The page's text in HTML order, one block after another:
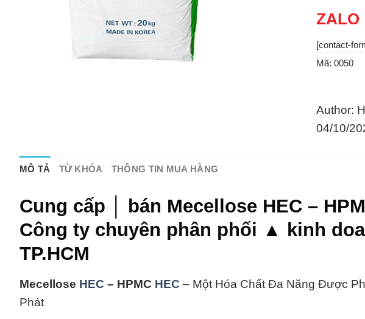
ZALO
[contact-
Mã: 0050
Author:
04/10/
MÔ TẢ TỪ KHÓA THÔNG TIN MUA HÀNG
Cung cấp │ bán Mecellose HEC –
Công ty chuyên phân phối ▲ kinh
TP.HCM
Mecellose HEC – HPMC HEC – Một Hóa Chất Đa Năng Được
Phát